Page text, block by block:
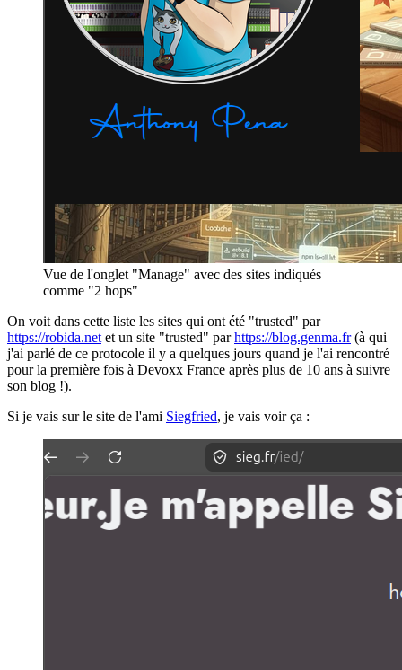
Vue de l'onglet "Manage" avec des sites indiqués
comme "2 hops"
On voit dans cette liste les sites qui ont été "trusted" par
https://robida.net et un site "trusted" parhttps://blog.genma.fr(à qui
j'ai parlé de ce protocole il y a quelques jours quand je l'ai rencontré
pour la première fois à Devoxx France après plus de 10 ans à suivre
son blog !).
Si je vais sur le site de l'ami Siegfried, je vais voir ça :